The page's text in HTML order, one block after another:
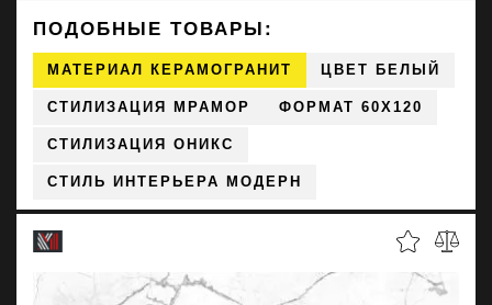
ПОДОБНЫЕ ТОВАРЫ:
МАТЕРИАЛ КЕРАМОГРАНИТ ЦВЕТ БЕЛЫЙ
СТИЛИЗАЦИЯ МРАМОР ФОРМАТ 60X120
СТИЛИЗАЦИЯ ОНИКС
СТИЛЬ ИНТЕРЬЕРА МОДЕРН